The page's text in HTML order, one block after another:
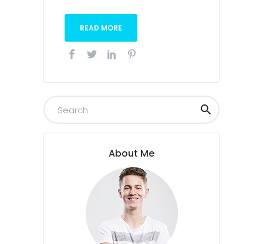
READ MORE
About Me